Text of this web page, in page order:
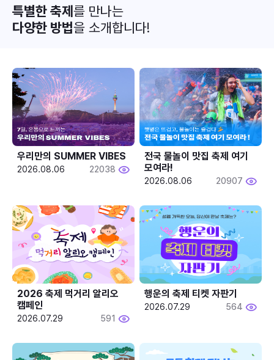
특별한 축제를 만나는
다양한 방법을 소개합니다!
우리만의 SUMMER VIBES
2026.08.06 22038
전국 물놀이 맛집 축제 여기
모여라!
2026.08.06 20907
2026 축제 먹거리 알리오
캠페인
2026.07.29 591
행운의 축제 티켓 자판기
2026.07.29 564